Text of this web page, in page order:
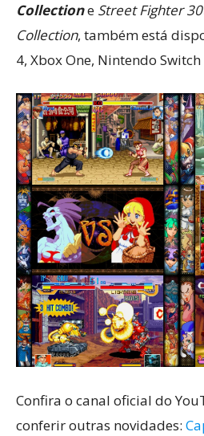
Collectione Street Fighter
Collection, também está
4, Xbox One, Nintendo Switch
Confira o canal oficial do
conferir outras novidades: